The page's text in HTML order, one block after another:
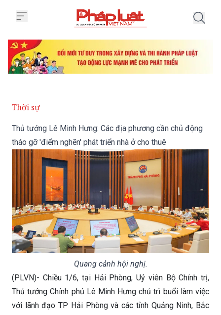
Thời sự
Thủ tướng Lê Minh Hưng: Các địa phương cần chủ động
tháo gỡ 'điểm nghẽn' phát triển nhà ở cho thuê
Quang cảnh hội nghị.
(PLVN)- Chiều 1/6, tại Hải Phòng, Uỷ viên Bộ Chính trị,
Thủ tướng Chính phủ Lê Minh Hưng chủ trì buổi làm việc
với lãnh đạo TP Hải Phòng và các tỉnh Quảng Ninh, Bắc